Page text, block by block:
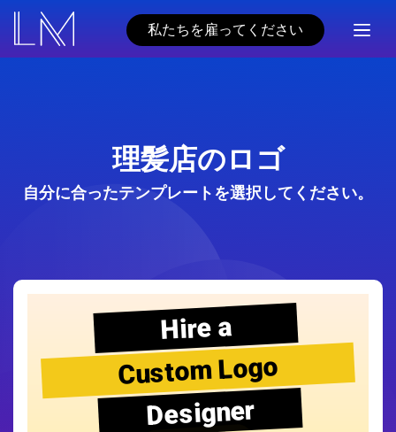
私たちを雇ってください
理髪店のロゴ
自分に合ったテンプレートを選択してください。
Hire a
Custom Logo
Designer